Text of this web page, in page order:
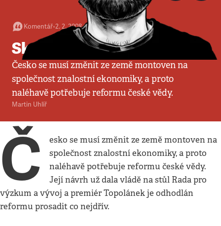
Komentář•2. 2. 2008•5 minut
Skalpelem na vědu
Česko se musí změnit ze země montoven na
společnost znalostní ekonomiky, a proto
naléhavě potřebuje reformu české vědy.
Martin Uhlíř
Č
esko se musí změnit ze země montoven na
společnost znalostní ekonomiky, a proto
naléhavě potřebuje reformu české vědy.
Její návrh už dala vládě na stůl Rada pro
výzkum a vývoj a premiér Topolánek je odhodlán
reformu prosadit co nejdřív.